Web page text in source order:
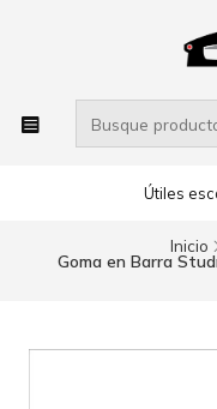
Útiles
Inicio
Goma en Barra